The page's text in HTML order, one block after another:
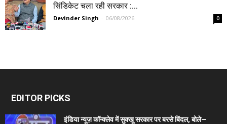
सिंडिकेट चला रही सरकार :...
Devinder Singh - 06/08/2026 0
EDITOR PICKS
इंडिया न्यूज़ कॉन्क्लेव में सुक्खू सरकार पर बरसे बिंदल, बोले—